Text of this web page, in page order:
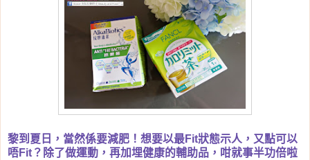
黎到夏日，當然係要減肥！想要以最Fit狀態示人，又點可以
唔Fit？除了做運動，再加埋健康的輔助品，咁就事半功倍啦